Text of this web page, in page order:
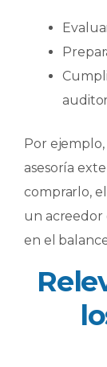
Por ejemplo,
asesoría
comprarlo,
un acreedor
en el